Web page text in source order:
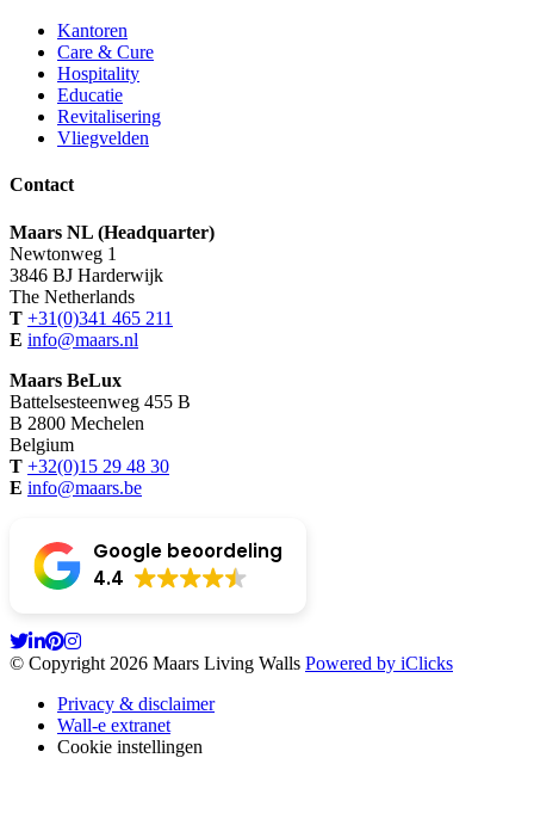
Kantoren
Care & Cure
Hospitality
Educatie
Revitalisering
Vliegvelden
Contact
Maars NL (Headquarter)
Newtonweg 1
3846 BJ Harderwijk
The Netherlands
T +31(0)341 465 211
E info@maars.nl
Maars BeLux
Battelsesteenweg 455 B
B 2800 Mechelen
Belgium
T +32(0)15 29 48 30
E info@maars.be
Google beoordeling
4.4
© Copyright 2026 Maars Living Walls Powered by iClicks
Privacy & disclaimer
Wall-e extranet
Cookie instellingen